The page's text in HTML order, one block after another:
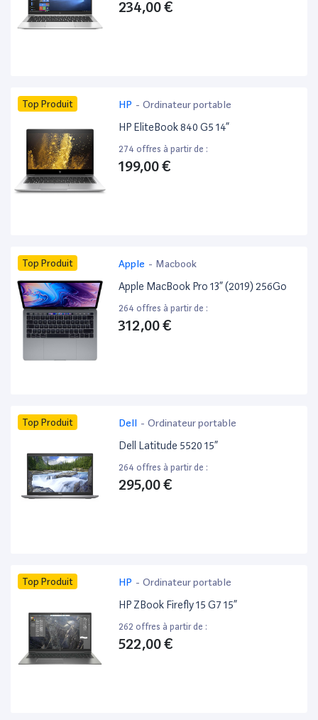
234,00 €
Top Produit HP - Ordinateur portable
HP EliteBook 840 G5 14”
274 offres à partir de :
199,00 €
Top Produit Apple - Macbook
Apple MacBook Pro 13” (2019) 256Go
264 offres à partir de :
312,00 €
Top Produit Dell - Ordinateur portable
Dell Latitude 5520 15”
264 offres à partir de :
295,00 €
Top Produit HP - Ordinateur portable
HP ZBook Firefly 15 G7 15”
262 offres à partir de :
522,00 €